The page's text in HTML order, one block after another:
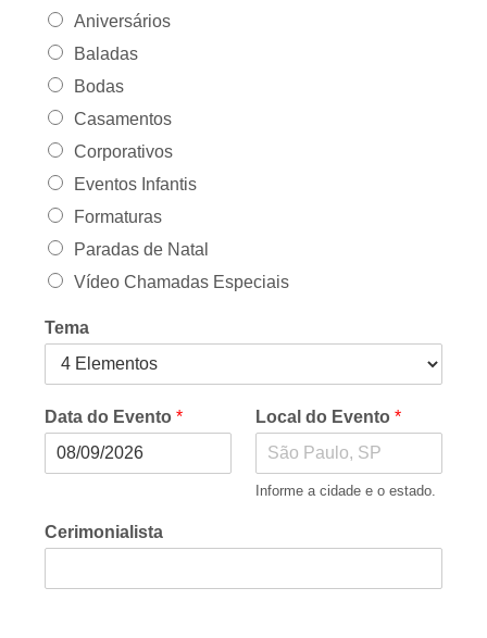
Aniversários
Baladas
Bodas
Casamentos
Corporativos
Eventos Infantis
Formaturas
Paradas de Natal
Vídeo Chamadas Especiais
Tema
Data do Evento * Local do Evento *
Informe a cidade e o estado.
Cerimonialista